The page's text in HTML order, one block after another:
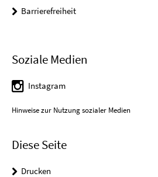
Barrierefreiheit
Soziale Medien
Instagram
Hinweise zur Nutzung sozialer Medien
Diese Seite
Drucken